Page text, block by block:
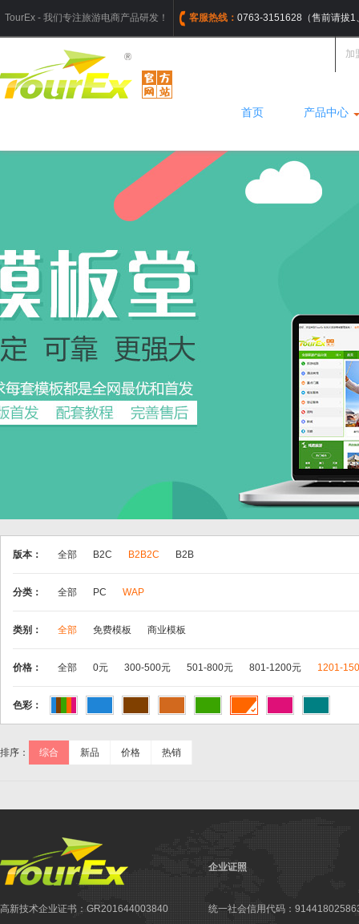
TourEx - 我们专注旅游电商产品研发！ 客服热线： 0763-3151628（售前请拔1
加
首页 产品中心
版本： 全部 B2C B2B2C B2B
分类： 全部 PC WAP
类别： 全部 免费模板 商业模板
价格： 全部 0元 300-500元 501-800元 801-1200元 1201-
色彩：
排序： 综合 新品 价格 热销
高新技术企业证书：GR201644003840
企业证照
统一社会信用代码：